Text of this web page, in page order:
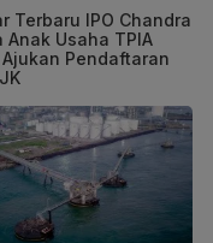
Terbaru IPO Chandra
Anak Usaha TPIA
Ajukan Pendaftaran